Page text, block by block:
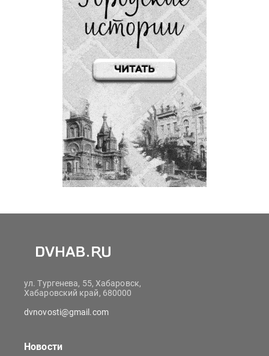
ул. Тургенева, 55, Хабаровск,
Хабаровский край, 680000
dvnovosti@gmail.com
Новости